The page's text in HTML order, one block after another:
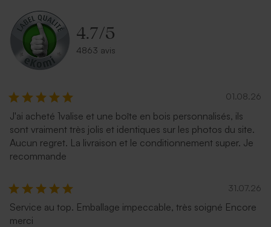
Carrément rouge
Enveloppe recyclée mariage
carrée
4.7/5
4863 avis
01.08.26
J'ai acheté 1valise et une boîte en bois personnalisés, ils
sont vraiment très jolis et identiques sur les photos du site.
Aucun regret. La livraison et le conditionnement super. Je
recommande
31.07.26
Service au top. Emballage impeccable, très soigné Encore
merci